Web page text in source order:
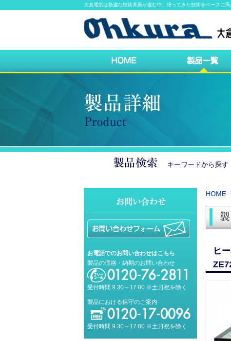
大倉電気は急速な技術革新が進む中、培ってきた技術をベースに
キーワードから探す
HOME
ヒ
お電話でのお問い合わせはこちら
製品の価格・納期のお問い合わせ
受付時間 9:30～17:00 ※土日祝を除く
製品における保守のご案内
受付時間 9:30～17:00 ※土日祝を除く